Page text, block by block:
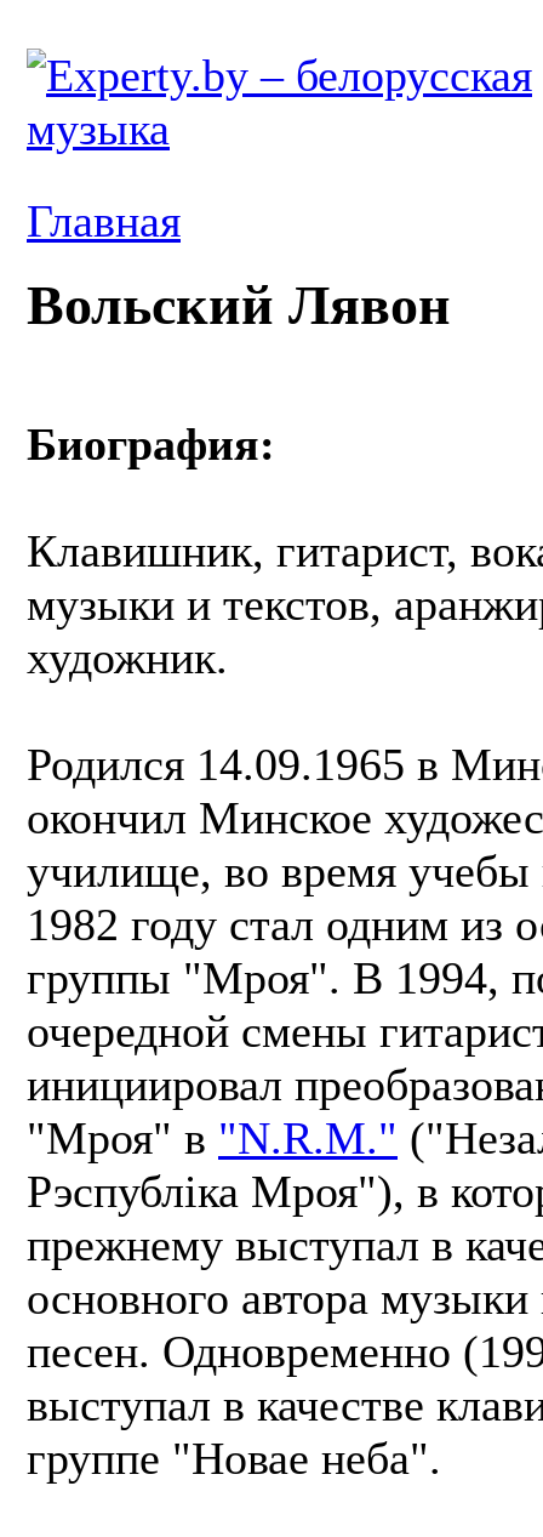
Главная
Вольский Лявон
Биография:
Клавишник, гитарист,
музыки и текстов,
художник.
Родился 14.09.1965 в
окончил Минское
училище, во время учебы
1982 году стал одним из
группы "Мроя". В 1994,
очередной смены
инициировал
"Мроя" в "N.R.M."
Рэспубліка Мроя"), в
прежнему выступал в
основного автора музыки
песен. Одновременно
выступал в качестве
группе "Новае неба".